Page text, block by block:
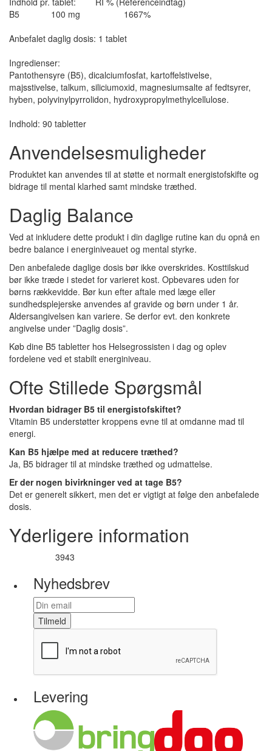
B5 100 mg 1667%
Anbefalet daglig dosis: 1 tablet
Ingredienser:
Pantothensyre (B5), dicalciumfosfat, kartoffelstivelse,
majsstivelse, talkum, siliciumoxid, magnesiumsalte af fedtsyrer,
hyben, polyvinylpyrrolidon, hydroxypropylmethylcellulose.
Indhold: 90 tabletter
Anvendelsesmuligheder
Produktet kan anvendes til at støtte et normalt energistofskifte og
bidrage til mental klarhed samt mindske træthed.
Daglig Balance
Ved at inkludere dette produkt i din daglige rutine kan du opnå en
bedre balance i energiniveauet og mental styrke.
Den anbefalede daglige dosis bør ikke overskrides. Kosttilskud
bør ikke træde i stedet for varieret kost. Opbevares uden for
børns rækkevidde. Bør kun efter aftale med læge eller
sundhedsplejerske anvendes af gravide og børn under 1 år.
Aldersangivelsen kan variere. Se derfor evt. den konkrete
angivelse under ”Daglig dosis”.
Køb dine B5 tabletter hos Helsegrossisten i dag og oplev
fordelene ved et stabilt energiniveau.
Ofte Stillede Spørgsmål
Hvordan bidrager B5 til energistofskiftet?
Vitamin B5 understøtter kroppens evne til at omdanne mad til
energi.
Kan B5 hjælpe med at reducere træthed?
Ja, B5 bidrager til at mindske træthed og udmattelse.
Er der nogen bivirkninger ved at tage B5?
Det er generelt sikkert, men det er vigtigt at følge den anbefalede
dosis.
Yderligere information
3943
Nyhedsbrev
Tilmeld
Levering